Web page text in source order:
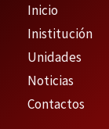
Inicio
Inistitución
Unidades
Noticias
Contactos